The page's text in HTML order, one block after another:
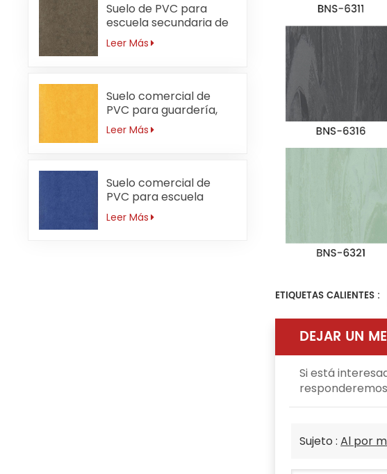
Suelo de PVC para
escuela secundaria de
3 mm resistente al
desgaste
Leer Más
Suelo comercial de
PVC para guardería,
resistente al agua,
3mm
Leer Más
Suelo comercial de
PVC para escuela
primaria antideslizante
de 3mm
Leer Más
ETIQUETAS CALIENTES :
DEJAR UN
Si está
Sujeto :Al por